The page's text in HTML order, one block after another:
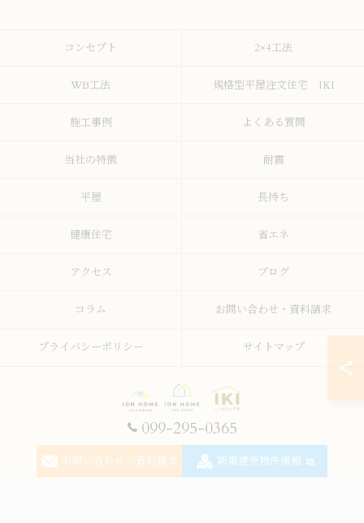
099-295-0365
お問い合わせ・資料請求 新築建売物件情報
コンセプト 2×4工法
WB工法 規格型平屋注文住宅 IKI
施工事例 よくある質問
当社の特徴 耐震
平屋 長持ち
健康住宅 省エネ
アクセス ブログ
コラム お問い合わせ・資料請求
プライバシーポリシー サイトマップ
© 2026 鹿児島の注文住宅なら株式会社イオン・ホーム ALL RIGHTS RESERVED.